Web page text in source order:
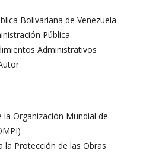
Bolivariana de Venezuela
Pública
Administrativos
Organización Mundial de
la Protección de las Obras